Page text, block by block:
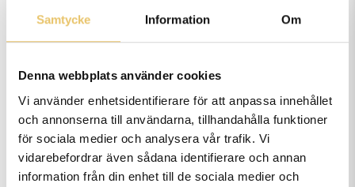
Samtycke Information Om
Denna webbplats använder cookies
Vi använder enhetsidentifierare för att anpassa innehållet
och annonserna till användarna, tillhandahålla funktioner
för sociala medier och analysera vår trafik. Vi
vidarebefordrar även sådana identifierare och annan
information från din enhet till de sociala medier och
sommarlov, höstlov, jullov &
Utbildningen innehåll